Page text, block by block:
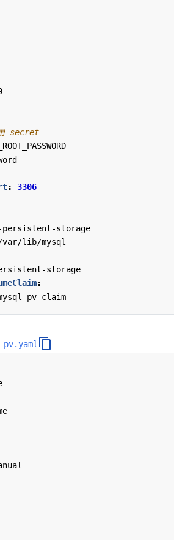
secret
:
3306
persistent-storage
var/lib/mysql
storage
:
pv-claim